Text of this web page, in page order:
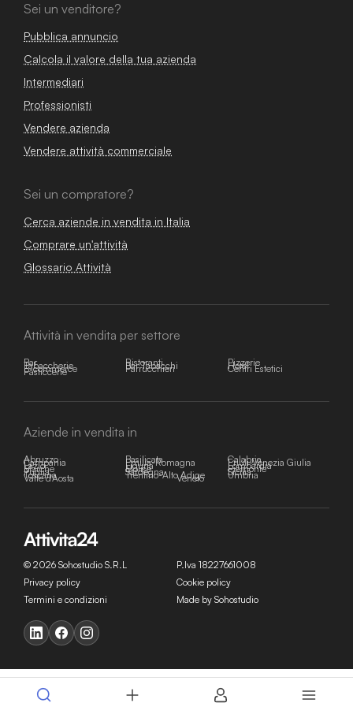
Sei un venditore?
Pubblica annuncio
Calcola il valore della tua azienda
Intermediari
Professionisti
Vendere azienda
Vendere attività commerciale
Sei un compratore?
Cerca aziende in vendita in Italia
Comprare un'attività
Glossario Attività
Attività in vendita per settore
Bar Ristoranti Pizzerie
Tabaccherie Bar Tabacchi Hotel
E-commerce Parrucchieri Centri Estetici
Pasticcerie
Aziende in vendita in
Abruzzo Basilicata Calabria
Campania Emilia-Romagna Friuli-Venezia Giulia
Lazio Liguria Lombardia
Marche Molise Piemonte
Puglia Sardegna Sicilia
Toscana Trentino-Alto Adige Umbria
Valle d'Aosta Veneto
© 2026 Sohostudio S.R.L
P.Iva 18227661008
Privacy policy
Cookie policy
Termini e condizioni
Made by Sohostudio